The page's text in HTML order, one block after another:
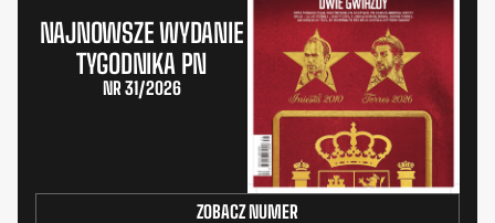
NAJNOWSZE WYDANIE
TYGODNIKA PN
NR 31/2026
ZOBACZ NUMER